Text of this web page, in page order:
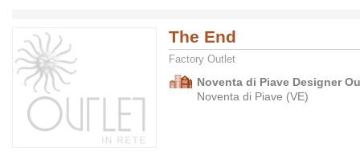
The End
Factory Outlet
Noventa di Piave Designer
Noventa di Piave (VE)